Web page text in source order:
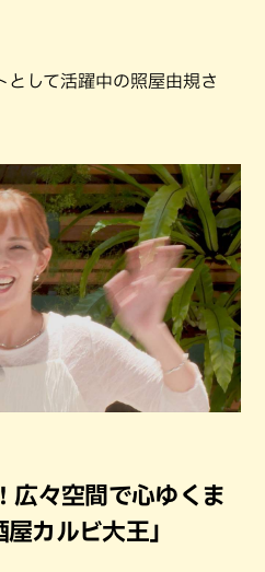
して活躍中の照屋由規さ
広々空間で心ゆくま
カルビ大王」